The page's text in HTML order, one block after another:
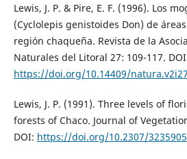
Lewis, J. P. & Pire, E. F. (1996). Los
(Cyclolepis genistoides Don) de
región chaqueña. Revista de la
Naturales del Litoral 27: 109-117.
https://doi.org/10.14409/
Lewis, J. P. (1991). Three levels of
forests of Chaco. Journal of
DOI: https://doi.org/10.2307/3235905